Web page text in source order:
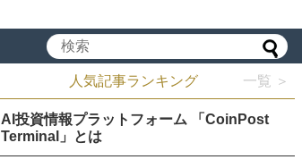
人気記事ランキング 一覧 ＞
AI投資情報プラットフォーム 「CoinPost
Terminal」とは